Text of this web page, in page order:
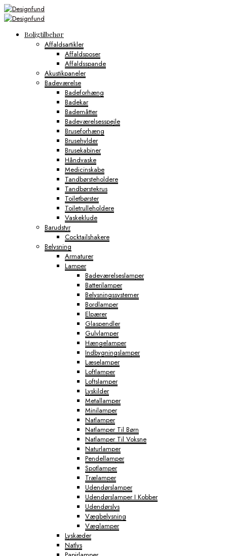
Boligtilbehør
Affaldsartikler
Affaldsposer
Affaldsspande
Akustikpaneler
Badeværelse
Badeforhæng
Badekar
Bademåtter
Badeværelsesspejle
Bruseforhæng
Brusehylder
Brusekabiner
Håndvaske
Medicinskabe
Tandbørsteholdere
Tandbørstekrus
Toiletbørster
Toiletrulleholdere
Vaskeklude
Barudstyr
Cocktailshakere
Belysning
Armaturer
Lamper
Badeværelseslamper
Batterilamper
Belysningssystemer
Bordlamper
Elpærer
Glaspendler
Gulvlamper
Hængelamper
Indbygningslamper
Læselamper
Loftlamper
Loftslamper
Lyskilder
Metallamper
Minilamper
Natlamper
Natlamper Til Børn
Natlamper Til Voksne
Naturlamper
Pendellamper
Spotlamper
Trælamper
Udendørslamper
Udendørslamper I Kobber
Udendørslys
Vægbelysning
Væglamper
Lyskæder
Natlys